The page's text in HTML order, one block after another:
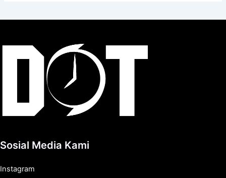
Sosial Media Kami
Instagram